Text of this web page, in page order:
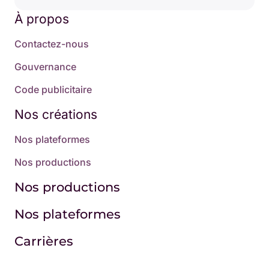
À propos
Contactez-nous
Gouvernance
Code publicitaire
Nos créations
Nos plateformes
Nos productions
Nos productions
Nos plateformes
Carrières